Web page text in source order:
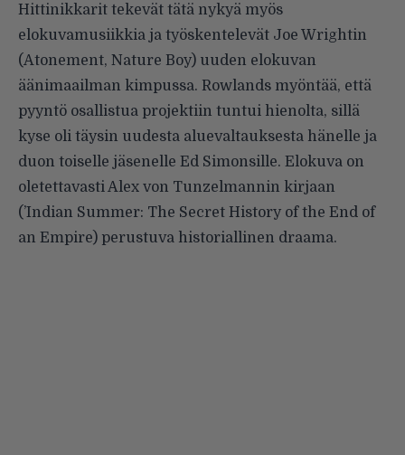
Hittinikkarit tekevät tätä nykyä myös
elokuvamusiikkia ja työskentelevät Joe Wrightin
(Atonement, Nature Boy) uuden elokuvan
äänimaailman kimpussa. Rowlands myöntää, että
pyyntö osallistua projektiin tuntui hienolta, sillä
kyse oli täysin uudesta aluevaltauksesta hänelle ja
duon toiselle jäsenelle Ed Simonsille. Elokuva on
oletettavasti Alex von Tunzelmannin kirjaan
(’Indian Summer: The Secret History of the End of
an Empire) perustuva historiallinen draama.